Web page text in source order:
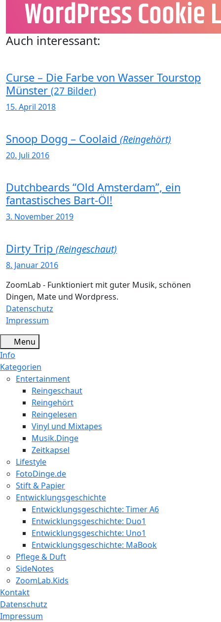
Auch interessant:
Curse – Die Farbe von Wasser Tourstop
Münster (27 Bilder)
15. April 2018
Snoop Dogg – Coolaid (Reingehört)
20. Juli 2016
Dutchbeards “Old Amsterdam”, ein
fantastisches Bart-Öl!
3. November 2019
Dirty Trip (Reingeschaut)
8. Januar 2016
ZoomLab - Funktioniert mit guter Musik, schönen
Dingen, Mate und Wordpress.
Datenschutz
Impressum
Menu
Info
Kategorien
Entertainment
Reingeschaut
Reingehört
Reingelesen
Vinyl und Mixtapes
Musik.Dinge
Zeitkapsel
Lifestyle
FotoDinge.de
Stift & Papier
Entwicklungsgeschichte
Entwicklungsgeschichte: Timer A6
Entwicklungsgeschichte: Duo1
Entwicklungsgeschichte: Uno1
Entwicklungsgeschichte: MaBook
Pflege & Duft
SideNotes
ZoomLab.Kids
Kontakt
Datenschutz
Impressum